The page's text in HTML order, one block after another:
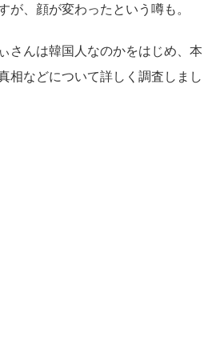
が、顔が変わったという噂も。
さんは韓国人なのかをはじめ、本
相などについて詳しく調査しまし